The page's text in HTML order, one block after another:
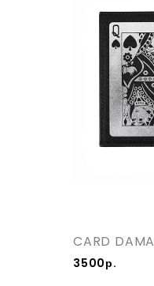
CARD DAMA
3500р.